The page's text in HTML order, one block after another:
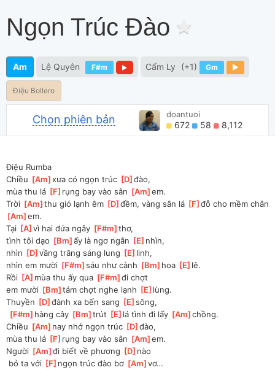
Ngọn Trúc Đào
Am Lệ Quyên F#m Cẩm Ly (+1) Gm
Điệu Bollero
Chọn phiên bản doantuoi
672 58 8,112
Điệu Rumba
Chiều [Am ]
xưa có ngọn trúc [D ]
đào,
mùa thu lá [F ]rụng bay vào sân [Am ]
em.
Trời [Am ]thu gió lạnh êm [D ]
đềm, vàng sân lá [F ]
[Am ]
em.
Tại [A ]
vì hai đứa ngây [F#m ]thơ,
tình tôi dạo [Bm ]
ấy là ngơ ngẫn [E ]nhìn,
nhìn [D ]
vầng trăng sáng lung [E ]linh,
nhìn em mười [F#m ]
sáu như cành [Bm ]hoa [E ]lê.
Rồi [A ]mùa thu ấy qua [F#m ]
đi chợt
em mười [Bm ]tám chợt nghe lạnh [E ]lùng.
Thuyền [D ]
đành xa bến sang [E ]
sông,
[F#m ]hàng cây [Bm ]trút [E ]lá tình đi lấy [Am ]
chồng.
Chiều [Am ]nay nhớ ngọn trúc [D ]
đào,
mùa thu lá [F ]rụng bay vào sân [Am ]
em.
Người [Am ]
đi biết về phương [D ]nào
bỏ ta với [F ]ngọn trúc đào bơ [Am ]
vơ…